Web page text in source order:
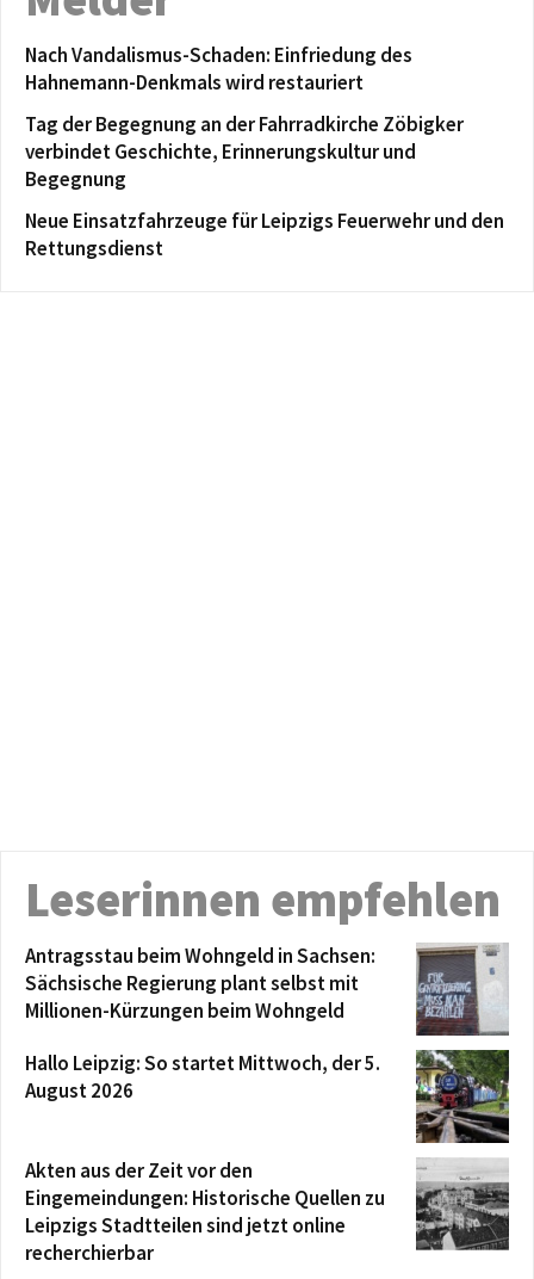
Nach Vandalismus-Schaden: Einfriedung des
Hahnemann-Denkmals wird restauriert
Tag der Begegnung an der Fahrradkirche Zöbigker
verbindet Geschichte, Erinnerungskultur und
Begegnung
Neue Einsatzfahrzeuge für Leipzigs Feuerwehr und den
Rettungsdienst
Leserinnen empfehlen
Antragsstau beim Wohngeld in Sachsen:
Sächsische Regierung plant selbst mit
Millionen-Kürzungen beim Wohngeld
Hallo Leipzig: So startet Mittwoch, der 5.
August 2026
Akten aus der Zeit vor den
Eingemeindungen: Historische Quellen zu
Leipzigs Stadtteilen sind jetzt online
recherchierbar